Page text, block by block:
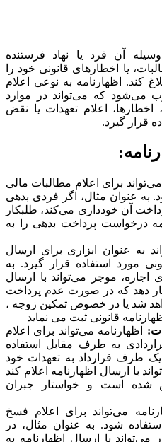
آن فرد یا نهاد فرستنده
یا اخطارهای قانونی خود را
کند. اظهارنامه به نوعی اعلام
که می‌تواند در موارد
اعلام تعهدات یا نقض
قرار گیرد.
می‌تواند برای اعلام مطالبات مالی
عنوان مثال، اگر فردی بدهی
آن خودداری می‌کند، طلبکار
درخواست پرداخت بدهی را به
به عنوان ابزاری برای ارسال
مورد استفاده قرار گیرد. به
اجاره، موجر می‌تواند با ارسال
دهد که در صورت عدم پرداخت
شد یا در خصوص تمکین زوجه ،
قانونی ثبت می نماید
اظهارنامه می‌تواند برای اعلام
به طرف مقابل استفاده
طرف قرارداد به تعهدات خود
با ارسال اظهارنامه اعلام کند
شده است و خواستار جبران
می‌تواند برای اعلام فسخ
شود. به عنوان مثال، در
می‌تواند با ارسال اظهارنامه به